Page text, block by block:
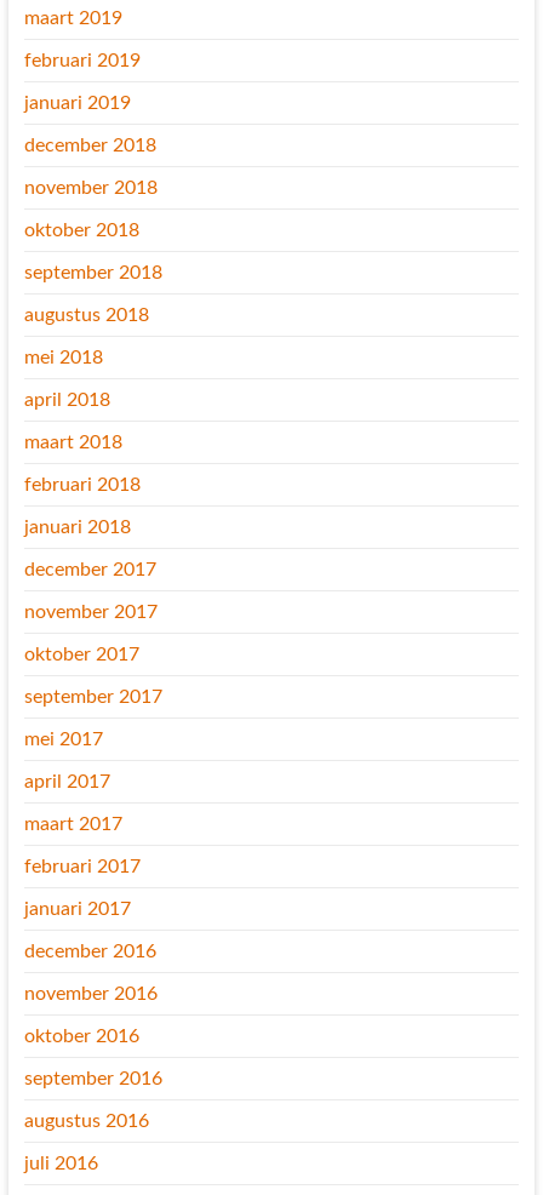
maart 2019
februari 2019
januari 2019
december 2018
november 2018
oktober 2018
september 2018
augustus 2018
mei 2018
april 2018
maart 2018
februari 2018
januari 2018
december 2017
november 2017
oktober 2017
september 2017
mei 2017
april 2017
maart 2017
februari 2017
januari 2017
december 2016
november 2016
oktober 2016
september 2016
augustus 2016
juli 2016